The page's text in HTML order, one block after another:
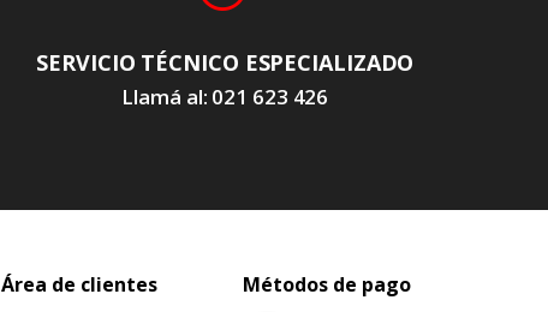
SERVICIO TÉCNICO ESPECIALIZADO
Llamá al: 021 623 426
Área de clientes Métodos de pago